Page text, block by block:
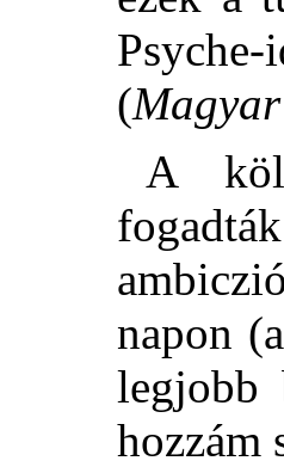
(
A
napon
legjobb
hozzám